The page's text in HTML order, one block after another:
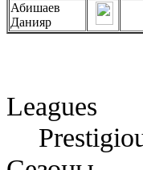
Абишаев
Данияр
Leagues